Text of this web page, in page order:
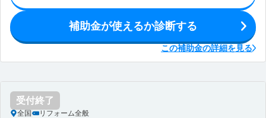
補助金が使えるか診断する
この補助金の詳細を見る
受付終了
全国 リフォーム全般